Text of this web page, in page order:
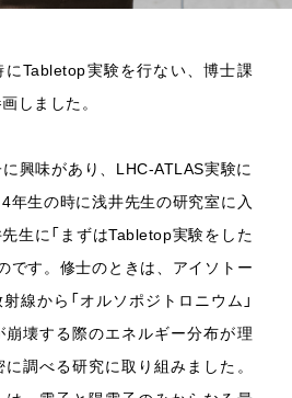
Tabletop実験を行ない、博士課
しました。
興味があり、LHC-ATLAS実験に
年生の時に浅井先生の研究室に入
生に「まずはTabletop実験をした
です。修士のときは、アイソトー
線から「オルソポジトロニウム」
壊する際のエネルギー分布が理
調べる研究に取り組みました。